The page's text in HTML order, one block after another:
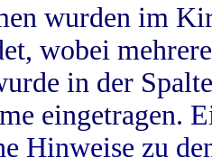
wurden im
wobei
in der
eingetragen.
Hinweise zu